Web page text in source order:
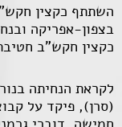
השתתף כקצין
בצפון-אפריקה
כקצין חקש"ב
לקראת הנחיתה
(סרן), פיקד על